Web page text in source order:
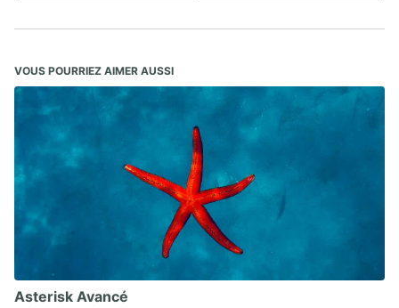
VOUS POURRIEZ AIMER AUSSI
Asterisk Avancé